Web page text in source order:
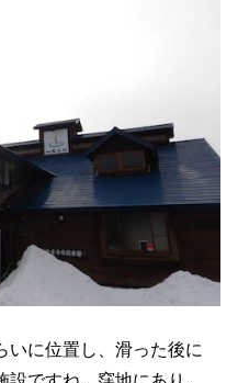
に位置し、滑った後に